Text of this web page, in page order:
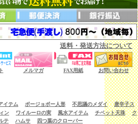
送料・発送方法について
メルマガ FAX用紙 お問い合わせ
イテム ボージョボー人形 不思議のメダイ
唐辛子ス
ン
ワイルーロの実 風水アイテム チベット天珠
ク
テ
ハムサ 四つ葉のクローバー